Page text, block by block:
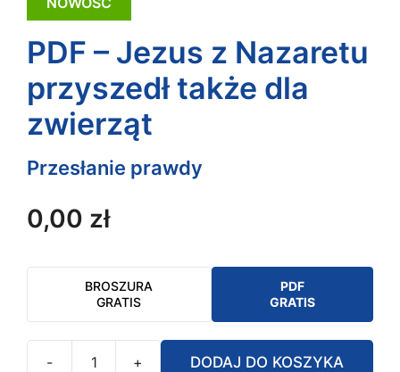
PDF – Jezus z Nazaretu
przyszedł także dla
zwierząt
Przesłanie prawdy
0,00 zł
BROSZURA
GRATIS
PDF
GRATIS
- + DODAJ DO KOSZYKA